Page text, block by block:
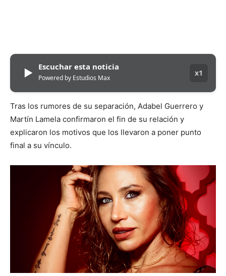
▶ Escuchar esta noticia
Powered by Estudios Max
x1
Tras los rumores de su separación, Adabel Guerrero y
Martín Lamela confirmaron el fin de su relación y
explicaron los motivos que los llevaron a poner punto
final a su vínculo.